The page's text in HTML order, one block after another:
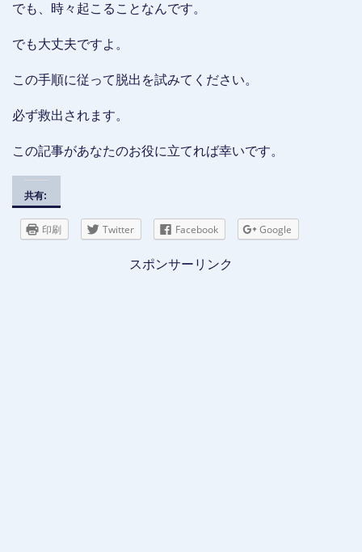
でも、時々起こることなんです。
でも大丈夫ですよ。
この手順に従って脱出を試みてください。
必ず救出されます。
この記事があなたのお役に立てれば幸いです。
共有:
印刷 Twitter Facebook Google
スポンサーリンク